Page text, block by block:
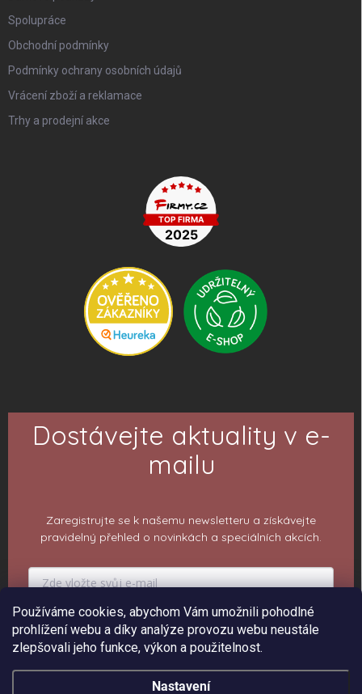
Používáme cookies, abychom Vám umožnili pohodlné
prohlížení webu a díky analýze provozu webu neustále
zlepšovali jeho funkce, výkon a použitelnost.
Nastavení
Spolupráce
Obchodní podmínky
Podmínky ochrany osobních údajů
Vrácení zboží a reklamace
Trhy a prodejní akce
Dostávejte aktuality v e-
mailu
Zaregistrujte se k našemu newsletteru a získávejte
pravidelný přehled o novinkách a speciálních akcích.
PŘIHLÁSIT K ODBĚRU